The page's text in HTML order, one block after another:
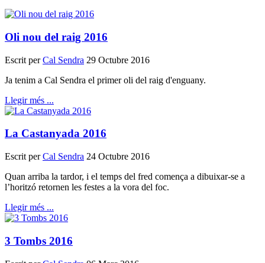
Oli nou del raig 2016
Escrit perCal Sendra 29 Octubre 2016
Ja tenim a Cal Sendra el primer oli del raig d'enguany.
Llegir més ...
La Castanyada 2016
Escrit perCal Sendra 24 Octubre 2016
Quan arriba la tardor, i el temps del fred comença a dibuixar-se a
l’horitzó retornen les festes a la vora del foc.
Llegir més ...
3 Tombs 2016